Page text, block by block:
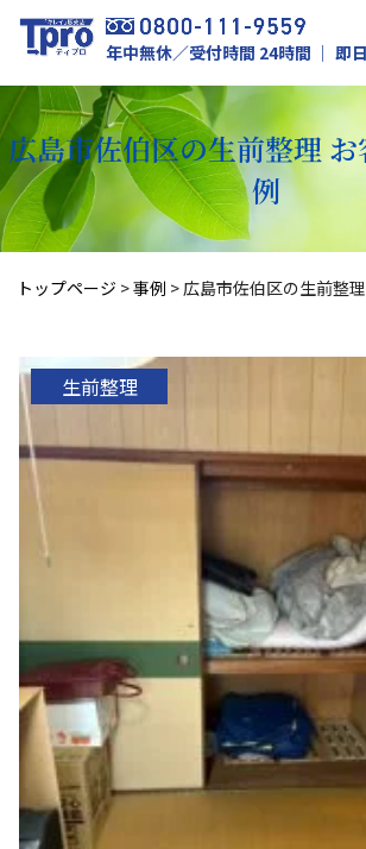
年中無休／受付時間 24時間 ｜ 即
広島市佐伯区の生前整理
例
トップページ >事例 >広島市佐伯区の生前整
生前整理